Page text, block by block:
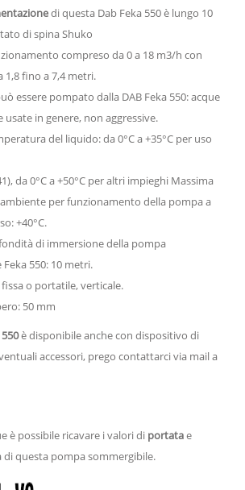
di questa Dab Feka 550 è lungo 10
di spina Shuko
compreso da 0 a 18 m3/h con
1,8 fino a 7,4 metri.
essere pompato dalla DAB Feka 550: acque
usate in genere, non aggressive.
del liquido: da 0°C a +35°C per uso
da 0°C a +50°C per altri impieghi Massima
per funzionamento della pompa a
+40°C.
di immersione della pompa
550: 10 metri.
o portatile, verticale.
50 mm
è disponibile anche con dispositivo di
accessori, prego contattarci via mail a
è possibile ricavare i valori di portatae
di questa pompa sommergibile.